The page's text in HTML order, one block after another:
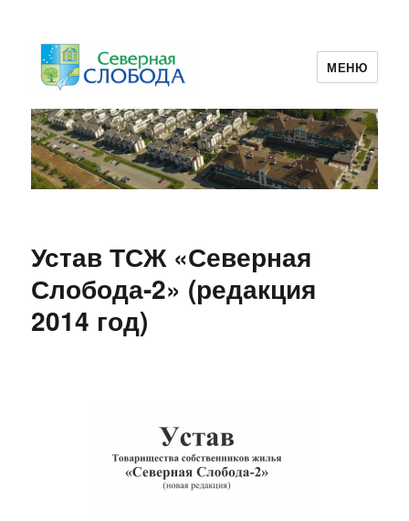
ТСЖ Северная Слобода 2
МЕНЮ
Устав ТСЖ «Северная
Слобода-2» (редакция
2014 год)